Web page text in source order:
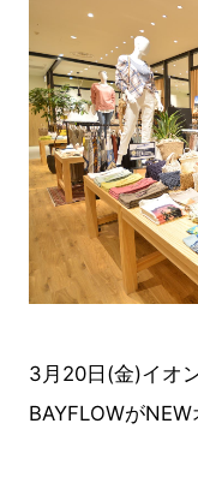
3月20日(金)イオ
BAYFLOWが